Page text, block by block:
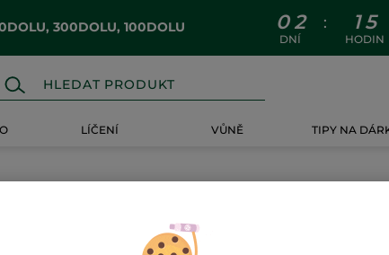
300DOLU, 100DOLU 0 2
DNÍ
: 1 5
HODIN
LÍČENÍ VŮNĚ TIPY NA